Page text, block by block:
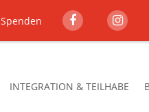
Spenden
INTEGRATION & TEILHABE